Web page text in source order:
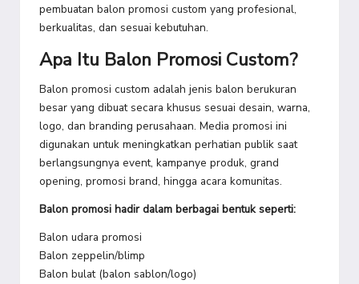
pembuatan balon promosi custom yang profesional,
berkualitas, dan sesuai kebutuhan.
Apa Itu Balon Promosi Custom?
Balon promosi custom adalah jenis balon berukuran
besar yang dibuat secara khusus sesuai desain, warna,
logo, dan branding perusahaan. Media promosi ini
digunakan untuk meningkatkan perhatian publik saat
berlangsungnya event, kampanye produk, grand
opening, promosi brand, hingga acara komunitas.
Balon promosi hadir dalam berbagai bentuk seperti:
Balon udara promosi
Balon zeppelin/blimp
Balon bulat (balon sablon/logo)